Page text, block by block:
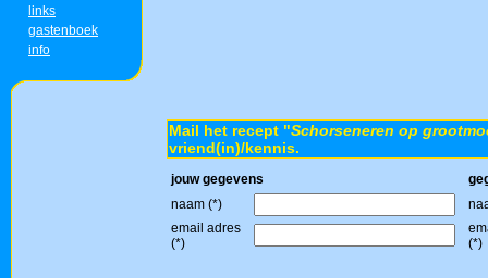
links
gastenboek
info
Mail het recept "Schorseneren op
vriend(in)/kennis.
jouw gegevens
naam (*)
email adres
(*)
(*)